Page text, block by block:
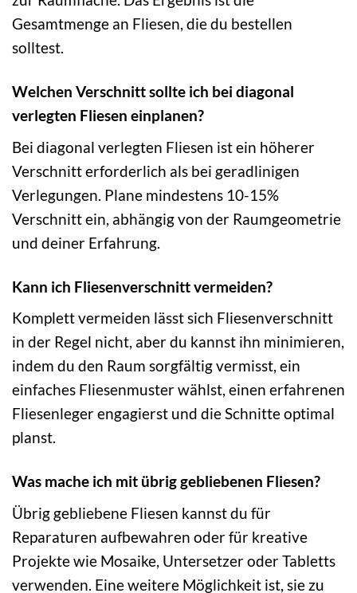
Gesamtmenge an Fliesen, die du bestellen
solltest.
Welchen Verschnitt sollte ich bei diagonal
verlegten Fliesen einplanen?
Bei diagonal verlegten Fliesen ist ein höherer
Verschnitt erforderlich als bei geradlinigen
Verlegungen. Plane mindestens 10-15%
Verschnitt ein, abhängig von der Raumgeometrie
und deiner Erfahrung.
Kann ich Fliesenverschnitt vermeiden?
Komplett vermeiden lässt sich Fliesenverschnitt
in der Regel nicht, aber du kannst ihn minimieren,
indem du den Raum sorgfältig vermisst, ein
einfaches Fliesenmuster wählst, einen erfahrenen
Fliesenleger engagierst und die Schnitte optimal
planst.
Was mache ich mit übrig gebliebenen Fliesen?
Übrig gebliebene Fliesen kannst du für
Reparaturen aufbewahren oder für kreative
Projekte wie Mosaike, Untersetzer oder Tabletts
verwenden. Eine weitere Möglichkeit ist, sie zu